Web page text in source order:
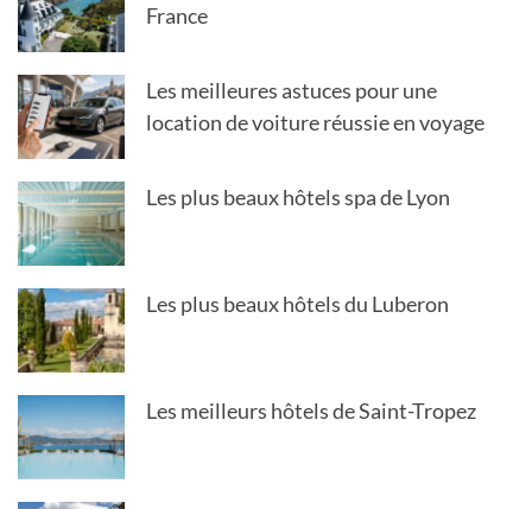
France
Les meilleures astuces pour une
location de voiture réussie en voyage
Les plus beaux hôtels spa de Lyon
Les plus beaux hôtels du Luberon
Les meilleurs hôtels de Saint-Tropez